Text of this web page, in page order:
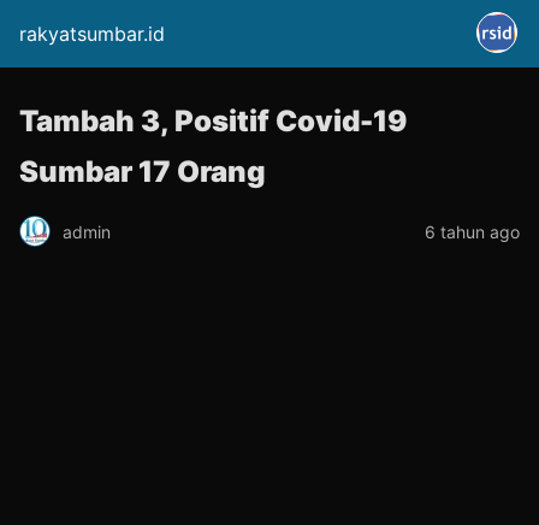
rakyatsumbar.id
Tambah 3, Positif Covid-19
Sumbar 17 Orang
admin 6 tahun ago